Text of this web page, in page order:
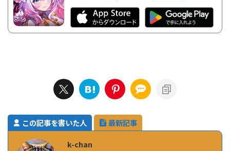
この記事を書いた人
最新記事
k-chan